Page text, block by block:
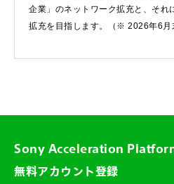
企業」のネットワーク拡充と、それ
拡充を目指します。（※ 2026年6月
Sony Acceleration
無料アカウント登録